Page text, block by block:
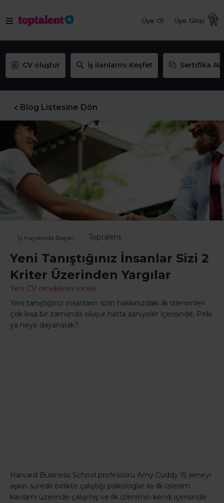
Üye Ol Üye Girişi
CV oluştur İş ilanlarını Keşfet Sertifika AL
Blog Listesine Dön
İş Hayatında Başarı Toptalent
Yeni Tanıştığınız İnsanlar Sizi 2
Kriter Üzerinden Yargılar
Yeni CV örneklerini incele
Yeni tanıştığınız insanların sizin hakkınızdaki ilk izlenimleri
çok kısa bir zamanda oluşur hatta saniyeler içerisinde. Peki
ya neye dayanarak?
Harvard Business School professörü Amy Cuddy 15 seneyi
aşkın süredir birlikte çalıştığı psikologlar ile ilk izlenim
kavramı üzerinde çalışmış ve ilk izlenimin kendi içerisinde